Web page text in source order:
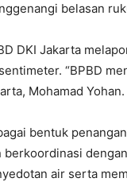
belasan
DKI Jakarta
“BPBD
Mohamad Yohan.
bentuk
berkoordinasi
air serta